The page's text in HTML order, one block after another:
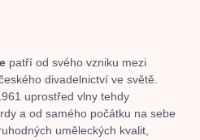
patří od svého vzniku mezi
divadelnictví ve světě.
uprostřed vlny tehdy
a od samého počátku na sebe
uměleckých kvalit,